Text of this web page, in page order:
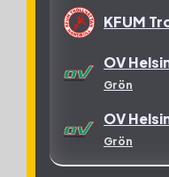
KFUM
OV
Grön
OV
Grön